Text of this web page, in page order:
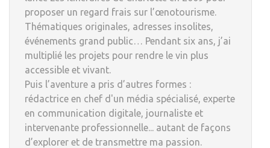
proposer un regard frais sur l’œnotourisme.
Thématiques originales, adresses insolites,
événements grand public… Pendant six ans, j’ai
multiplié les projets pour rendre le vin plus
accessible et vivant.
Puis l’aventure a pris d’autres formes :
rédactrice en chef d'un média spécialisé, experte
en communication digitale, journaliste et
intervenante professionnelle... autant de façons
d’explorer et de transmettre ma passion.